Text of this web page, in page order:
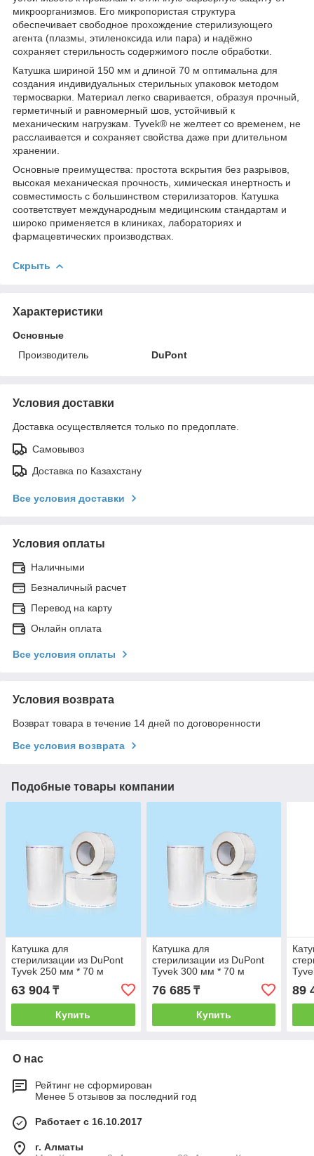
микроорганизмов. Его микропористая структура
обеспечивает свободное прохождение стерилизующего
агента (плазмы, этиленоксида или пара) и надёжно
сохраняет стерильность содержимого после обработки.
Катушка шириной 150 мм и длиной 70 м оптимальна для
создания индивидуальных стерильных упаковок методом
термосварки. Материал легко сваривается, образуя прочный,
герметичный и равномерный шов, устойчивый к
механическим нагрузкам. Tyvek® не желтеет со временем, не
расслаивается и сохраняет свойства даже при длительном
хранении.
Основные преимущества: простота вскрытия без разрывов,
высокая механическая прочность, химическая инертность и
совместимость с большинством стерилизаторов. Катушка
соответствует международным медицинским стандартам и
широко применяется в клиниках, лабораториях и
фармацевтических производствах.
Скрыть
Характеристики
Основные
Производитель
DuPont
Условия доставки
Доставка осуществляется только по предоплате.
Самовывоз
Доставка по Казахстану
Все условия доставки
Условия оплаты
Наличными
Безналичный расчет
Перевод на карту
Онлайн оплата
Все условия оплаты
Условия возврата
Возврат товара в течение 14 дней по договоренности
Все условия возврата
Подобные товары компании
Катушка для
стерилизации из DuPont
Tyvek 250 мм * 70 м
63 904 ₸
Купить
Катушка для
стерилизации из DuPont
Tyvek 300 мм * 70 м
76 685₸
Купить
89
О нас
Рейтинг не сформирован
Менее 5 отзывов за последний год
Работает с 16.10.2017
г. Алматы